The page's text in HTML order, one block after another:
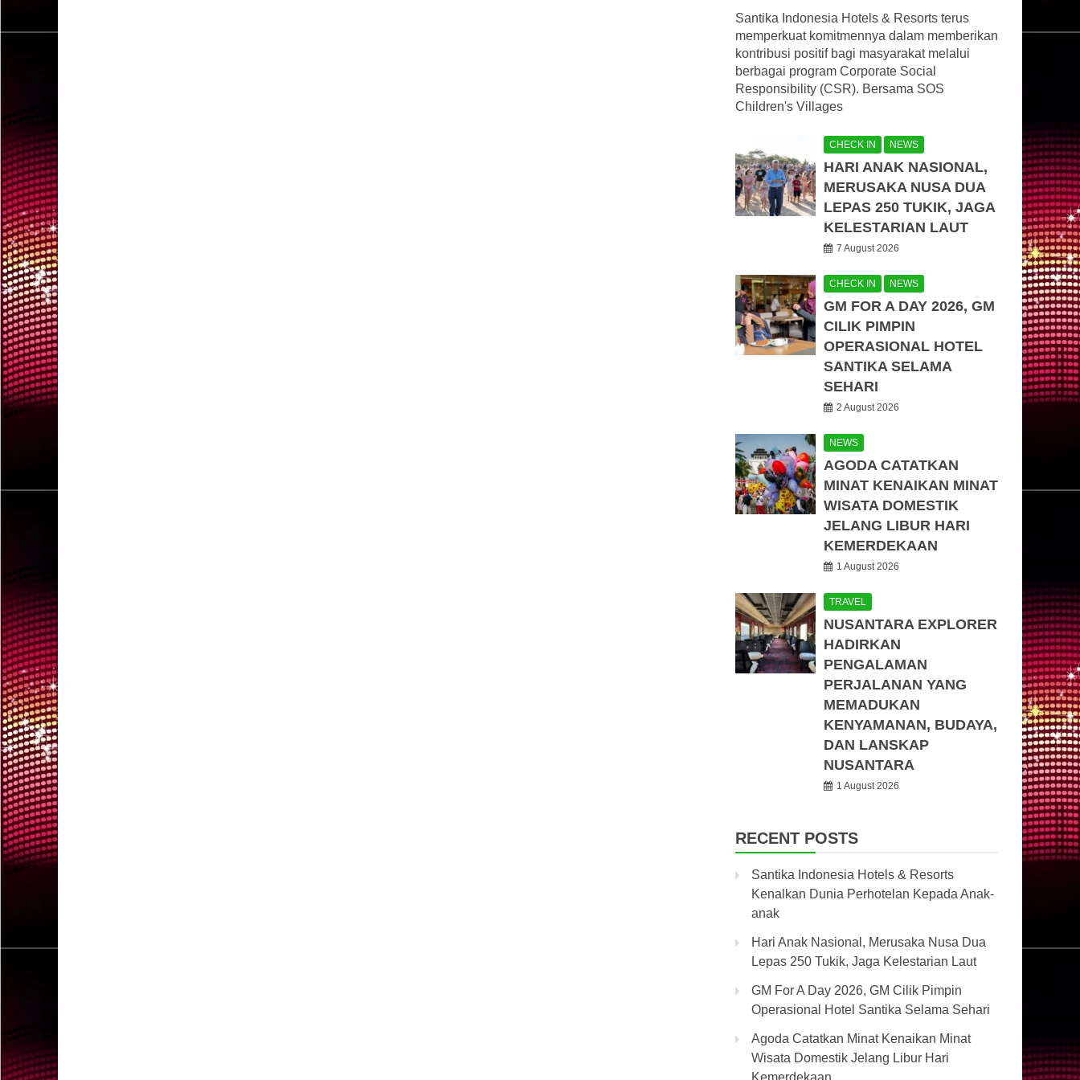
Santika Indonesia Hotels & Resorts terus
memperkuat komitmennya dalam memberikan
kontribusi positif bagi masyarakat melalui
berbagai program Corporate Social
Responsibility (CSR). Bersama SOS
Children's Villages
CHECK IN NEWS
HARI ANAK NASIONAL,
MERUSAKA NUSA DUA
LEPAS 250 TUKIK, JAGA
KELESTARIAN LAUT
7 August 2026
CHECK IN NEWS
GM FOR A DAY 2026, GM
CILIK PIMPIN
OPERASIONAL HOTEL
SANTIKA SELAMA
SEHARI
2 August 2026
NEWS
AGODA CATATKAN
MINAT KENAIKAN MINAT
WISATA DOMESTIK
JELANG LIBUR HARI
KEMERDEKAAN
1 August 2026
TRAVEL
NUSANTARA EXPLORER
HADIRKAN
PENGALAMAN
PERJALANAN YANG
MEMADUKAN
KENYAMANAN, BUDAYA,
DAN LANSKAP
NUSANTARA
1 August 2026
RECENT POSTS
Santika Indonesia Hotels & Resorts
Kenalkan Dunia Perhotelan Kepada Anak-
anak
Hari Anak Nasional, Merusaka Nusa Dua
Lepas 250 Tukik, Jaga Kelestarian Laut
GM For A Day 2026, GM Cilik Pimpin
Operasional Hotel Santika Selama Sehari
Agoda Catatkan Minat Kenaikan Minat
Wisata Domestik Jelang Libur Hari